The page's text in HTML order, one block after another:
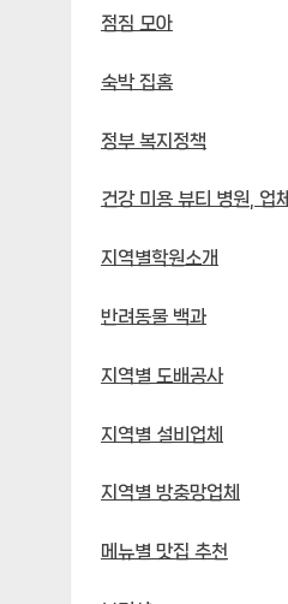
점짐 모아
숙박 집홈
정부 복지정책
건강 미용 뷰티 병원, 업체
지역별학원소개
반려동물 백과
지역별 도배공사
지역별 설비업체
지역별 방충망업체
메뉴별 맛집 추천